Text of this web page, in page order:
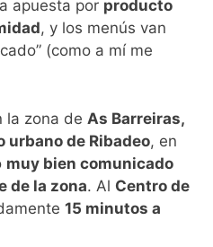
apuesta por producto
, y los menús van
(como a mí me
la zona de As Barreiras,
urbano de Ribadeo, en
muy bien comunicado
de la zona. Al Centro de
15 minutos a